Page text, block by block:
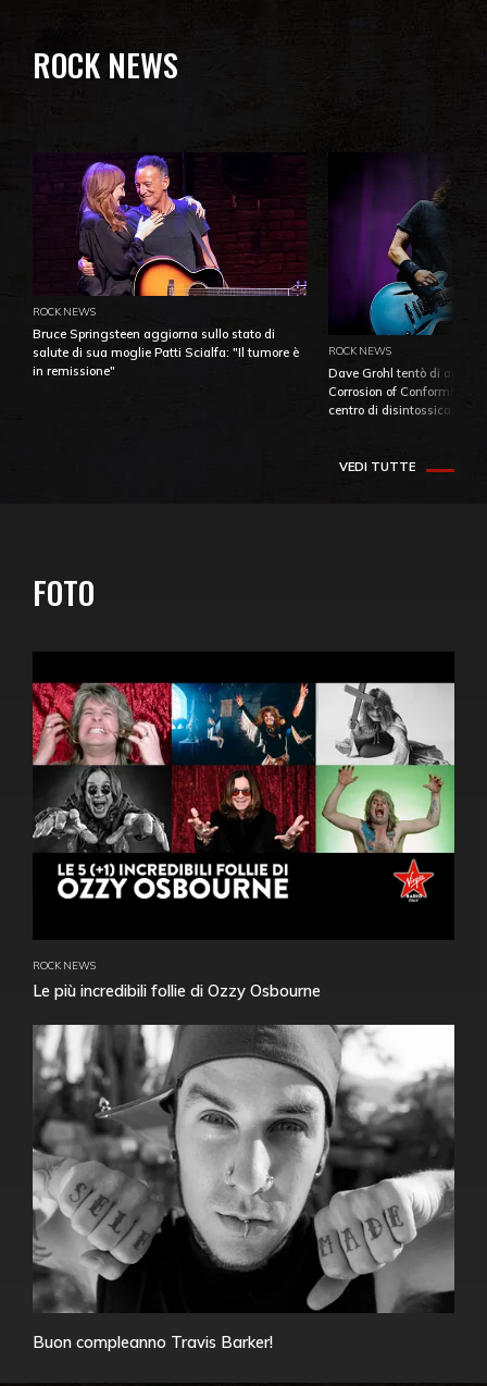
ROCK NEWS
ROCK NEWS
Bruce Springsteen aggiorna sullo stato di
salute di sua moglie Patti Scialfa: "Il tumore è
in remissione"
ROCK NEWS
Dave Grohl tentò di
Corrosion of Conformity
centro di
VEDI TUTTE
FOTO
ROCK NEWS
Le più incredibili follie di Ozzy Osbourne
Buon compleanno Travis Barker!